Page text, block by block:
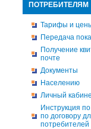
ПОТРЕБИТЕЛЯМ
Тарифы и
Передача
Получение
почте
Документы
Населению
Личный
Инструкция
по договору
потребителей